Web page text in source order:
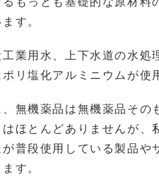
す。
工業用水、上下水道の水
リ塩化アルミニウムが使
無機薬品は無機薬品その
ほとんどありませんが、
普段使用している製品や
す。